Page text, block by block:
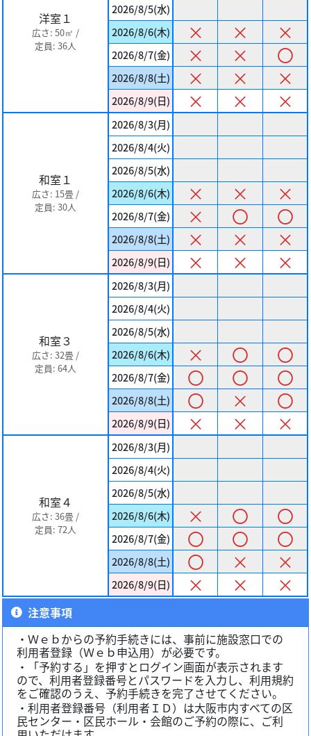
洋室１
広さ: 50㎡ /
定員: 36人
2026/8/5(水)
2026/8/6(木)
× × ×
2026/8/7(金) × × 〇
2026/8/8(土) × × ×
2026/8/9(日) × × ×
和室１
広さ: 15畳 /
定員: 30人
2026/8/3(月)
2026/8/4(火)
2026/8/5(水)
2026/8/6(木)
× × ×
2026/8/7(金) × 〇 〇
2026/8/8(土) × × ×
2026/8/9(日) × × ×
和室３
広さ: 32畳 /
定員: 64人
2026/8/3(月)
2026/8/4(火)
2026/8/5(水)
2026/8/6(木)
× 〇 〇
2026/8/7(金) 〇 〇 〇
2026/8/8(土) 〇 × 〇
2026/8/9(日) × × ×
和室４
広さ: 36畳 /
定員: 72人
2026/8/3(月)
2026/8/4(火)
2026/8/5(水)
2026/8/6(木)
× 〇 〇
2026/8/7(金) 〇 〇 〇
2026/8/8(土) 〇 × ×
2026/8/9(日) × × ×
注意事項
・Ｗｅｂからの予約手続きには、事前に施設窓口での
利用者登録（Ｗｅｂ申込用）が必要です。
・「予約する」を押すとログイン画面が表示されます
ので、利用者登録番号とパスワードを入力し、利用規約
をご確認のうえ、予約手続きを完了させてください。
・利用者登録番号（利用者ＩＤ）は大阪市内すべての区
民センター・区民ホール・会館のご予約の際に、ご利